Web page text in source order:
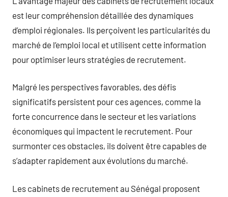
est leur compréhension détaillée des dynamiques
d’emploi régionales. Ils perçoivent les particularités du
marché de l’emploi local et utilisent cette information
pour optimiser leurs stratégies de recrutement.
Malgré les perspectives favorables, des défis
significatifs persistent pour ces agences, comme la
forte concurrence dans le secteur et les variations
économiques qui impactent le recrutement. Pour
surmonter ces obstacles, ils doivent être capables de
s’adapter rapidement aux évolutions du marché.
Les cabinets de recrutement au Sénégal proposent